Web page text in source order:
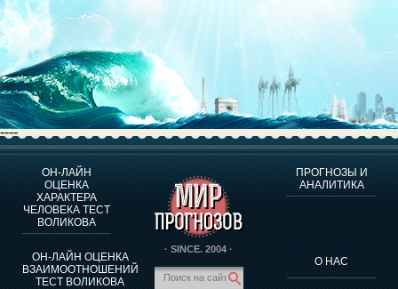
----
ОН-ЛАЙН
ОЦЕНКА
ХАРАКТЕРА
ЧЕЛОВЕКА ТЕСТ
ВОЛИКОВА
ОН-ЛАЙН ОЦЕНКА
ВЗАИМООТНОШЕНИЙ
ТЕСТ ВОЛИКОВА
· SINCE. 2004 ·
ПРОГНОЗЫ И
АНАЛИТИКА
О НАС
О ПРОГРАММЕ
ОЦЕНКА ХАРАКТЕРA ЧЕЛОВЕКА
ОЦЕНКА ХАРАКТЕРА ВЫДАЮЩИХСЯ ЛИЧНОСТЕЙ
О ПРОГРАММЕ
ТЕСТ НА СОВМЕСТИМОСТЬ ВОЛИКОВА
ПРОГНОЗЫ И АНАЛИТИКА